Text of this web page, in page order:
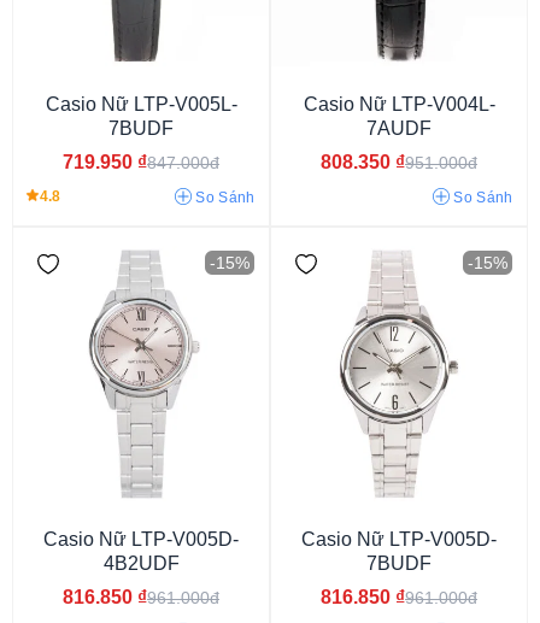
Casio Nữ LTP-V005L-
7BUDF
719.950 ₫847.000đ
4.8 So Sánh
Casio Nữ LTP-V004L-
7AUDF
808.350 ₫951.000đ
So Sánh
-15%
Casio Nữ LTP-V005D-
4B2UDF
816.850 ₫961.000đ
-15%
Casio Nữ LTP-V005D-
7BUDF
816.850 ₫961.000đ